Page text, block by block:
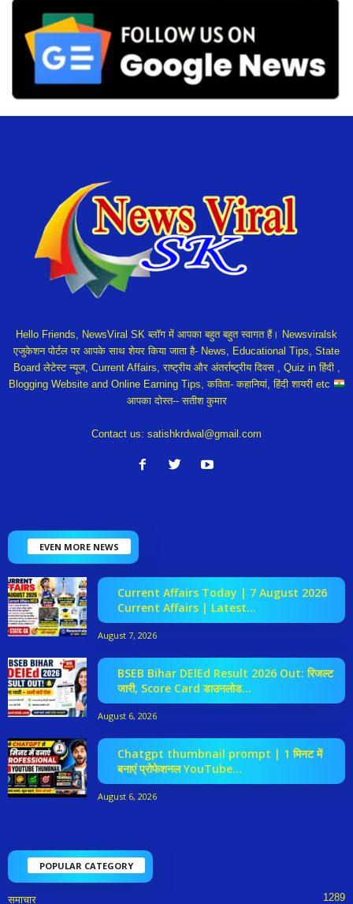
Hello Friends, NewsViral SK ब्लॉग में आपका बहुत बहुत स्वागत हैं। Newsviralsk
एजुकेशन पोर्टल पर आपके साथ शेयर किया जाता है- News, Educational Tips, State
Board लेटेस्ट न्यूज, Current Affairs, राष्ट्रीय और अंतर्राष्ट्रीय दिवस , Quiz in हिंदी ,
Blogging Website and Online Earning Tips, कविता- कहानियां, हिंदी शायरी etc
आपका दोस्त-- सतीश कुमार
Contact us: satishkrdwal@gmail.com
EVEN MORE NEWS
Current Affairs Today | 7 August 2026
Current Affairs | Latest...
August 7, 2026
BSEB Bihar DElEd Result 2026 Out: रिजल्ट
जारी, Score Card डाउनलोड...
August 6, 2026
Chatgpt thumbnail prompt | 1 मिनट में
बनाएं प्रोफेशनल YouTube...
August 6, 2026
POPULAR CATEGORY
समाचार 1289